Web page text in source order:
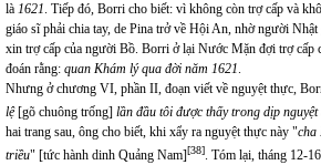
là 1621. Tiếp đó, Borri cho biết: vì không còn trợ cấp và
giáo sĩ phải chia tay, de Pina trở về Hội An, nhờ người
xin trợ cấp của người Bồ. Borri ở lại Nước Mặn đợi trợ cấp
đoán rằng: quan Khám lý qua đời năm 1621.
Nhưng ở chương VI, phần II, đoạn viết về nguyệt thực,
lệ [gõ chuông trống] lần đầu tôi được thấy trong dịp
hai trang sau, ông cho biết, khi xẩy ra nguyệt thực này "cha
triều" [tức hành dinh Quảng Nam][38]. Tóm lại, tháng 12-